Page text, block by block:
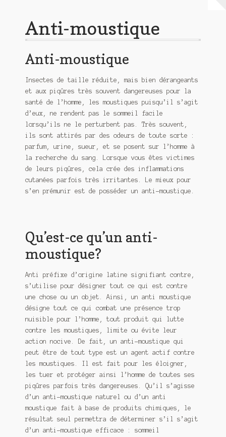
Anti-moustique
Anti-moustique
Insectes de taille réduite, mais bien dérangeants
et aux piqûres très souvent dangereuses pour la
santé de l’homme, les moustiques puisqu’il s’agit
d’eux, ne rendent pas le sommeil facile
lorsqu’ils ne le perturbent pas. Très souvent,
ils sont attirés par des odeurs de toute sorte :
parfum, urine, sueur, et se posent sur l’homme à
la recherche du sang. Lorsque vous êtes victimes
de leurs piqûres, cela crée des inflammations
cutanées parfois très irritantes. Le mieux pour
s’en prémunir est de posséder un anti-moustique.
Qu’est-ce qu’un anti-
moustique?
Anti préfixe d’origine latine signifiant contre,
s’utilise pour désigner tout ce qui est contre
une chose ou un objet. Ainsi, un anti moustique
désigne tout ce qui combat une présence trop
nuisible pour l’homme, tout produit qui lutte
contre les moustiques, limite ou évite leur
action nocive. De fait, un anti-moustique qui
peut être de tout type est un agent actif contre
les moustiques. Il est fait pour les éloigner,
les tuer et protéger ainsi l’homme de toutes ses
piqûres parfois très dangereuses. Qu’il s’agisse
d’un anti-moustique naturel ou d’un anti
moustique fait à base de produits chimiques, le
résultat seul permettra de déterminer s’il s’agit
d’un anti-moustique efficace : sommeil